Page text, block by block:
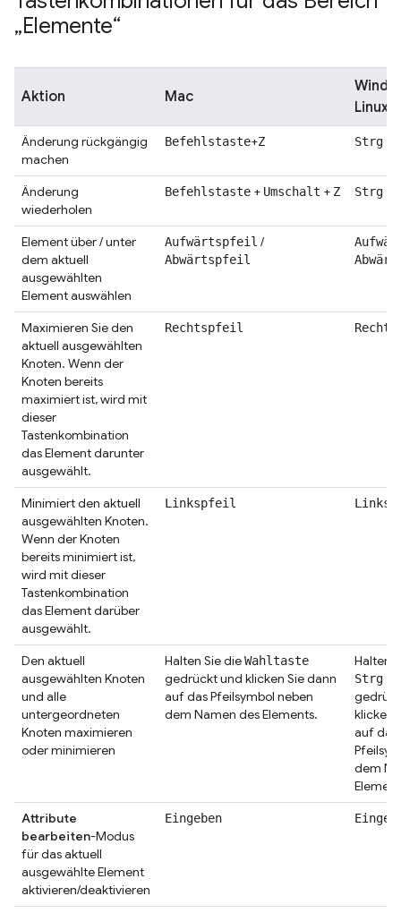
„Elemente“
Aktion Mac
Linux
Änderung rückgängig
machen
Befehlstaste+Z Strg
Änderung
wiederholen
Befehlstaste + Umschalt + Z Strg
Element über / unter
dem aktuell
ausgewählten
Element auswählen
Aufwärtspfeil /
Abwärtspfeil
Maximieren Sie den
aktuell ausgewählten
Knoten. Wenn der
Knoten bereits
maximiert ist, wird mit
dieser
Tastenkombination
das Element darunter
ausgewählt.
Rechtspfeil
Minimiert den aktuell
ausgewählten Knoten.
Wenn der Knoten
bereits minimiert ist,
wird mit dieser
Tastenkombination
das Element darüber
ausgewählt.
Linkspfeil
Den aktuell
ausgewählten Knoten
und alle
untergeordneten
Knoten maximieren
oder minimieren
Halten Sie dieWahltaste
gedrückt und klicken Sie dann
auf das Pfeilsymbol neben
dem Namen des Elements.
Halten
Strg
klicken
auf das
dem
Attribute
bearbeiten-Modus
für das aktuell
ausgewählte Element
aktivieren/deaktivieren
Eingeben